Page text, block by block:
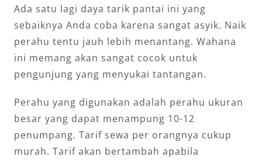
Ada satu lagi daya tarik pantai ini yang
sebaiknya Anda coba karena sangat asyik. Naik
perahu tentu jauh lebih menantang. Wahana
ini memang akan sangat cocok untuk
pengunjung yang menyukai tantangan.
Perahu yang digunakan adalah perahu ukuran
besar yang dapat menampung 10-12
penumpang. Tarif sewa per orangnya cukup
murah. Tarif akan bertambah apabila